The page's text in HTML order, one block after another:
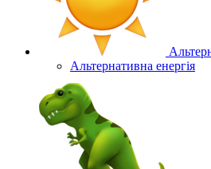
Альтернативна енергія